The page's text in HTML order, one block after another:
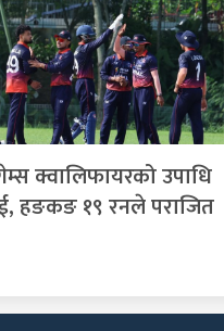
क्वालिफायरको उपाधि
हङकङ १९ रनले पराजित